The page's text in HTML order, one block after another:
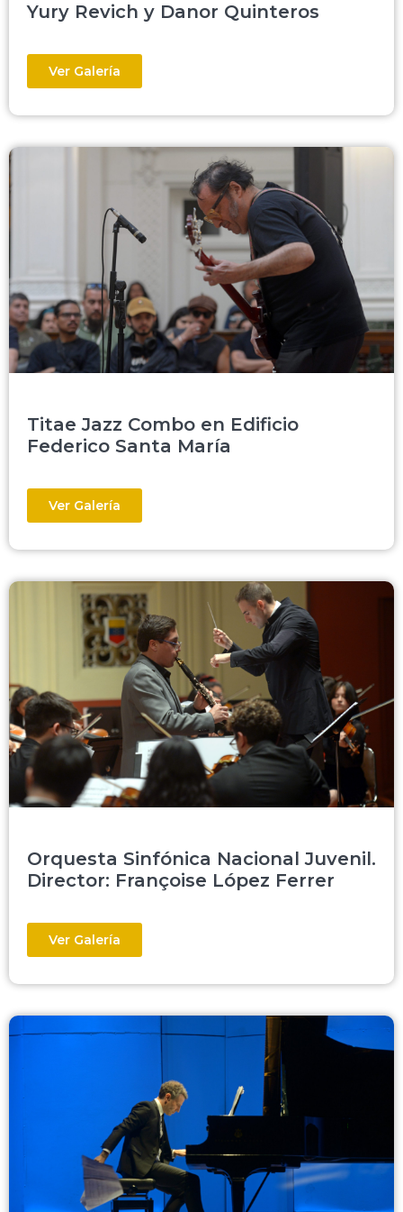
Yury Revich y Danor Quinteros
Ver Galería
Titae Jazz Combo en Edificio
Federico Santa María
Ver Galería
Orquesta Sinfónica Nacional Juvenil.
Director: Françoise López Ferrer
Ver Galería